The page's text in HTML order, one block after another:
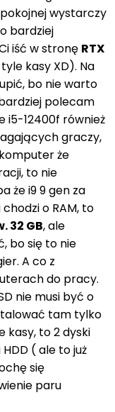
wystarczy
bardziej
iść w stronę RTX
kasy XD). Na
bo nie warto
polecam
i5-12400f również
graczy,
że
to nie
że i9 9 gen za
o RAM, to
32 GB, ale
bo się to nie
A co z
do pracy.
nie musi być o
tam tylko
kasy, to 2 dyski
( ale to już
się
paru